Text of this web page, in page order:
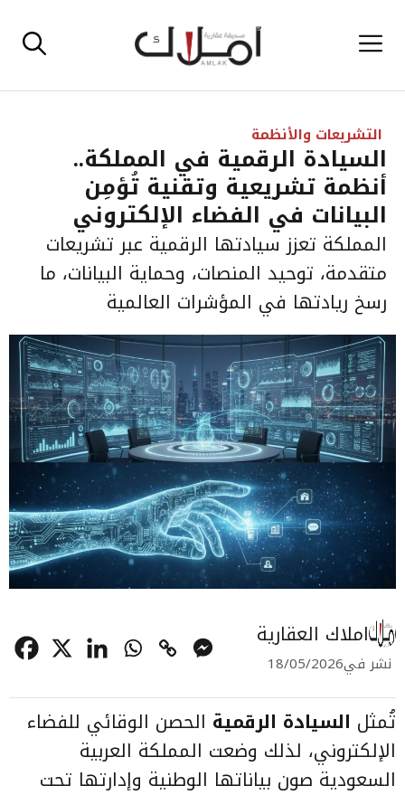
إلى القائمة
التشريعات والأنظمة
السيادة الرقمية في المملكة..
أنظمة تشريعية وتقنية تُؤمِن
البيانات في الفضاء الإلكتروني
المملكة تعزز سيادتها الرقمية عبر تشريعات
متقدمة، توحيد المنصات، وحماية البيانات، ما
رسخ ريادتها في المؤشرات العالمية
املاك العقارية
نشر في18/05/2026
تُمثل السيادة الرقمية الحصن الوقائي للفضاء
الإلكتروني، لذلك وضعت المملكة العربية
السعودية صون بياناتها الوطنية وإدارتها تحت